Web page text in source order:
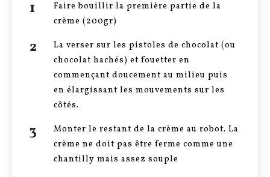
Faire bouillir la première partie de la
crème (200gr)
La verser sur les pistoles de chocolat (ou
chocolat hachés) et fouetter en
commençant doucement au milieu puis
en élargissant les mouvements sur les
côtés.
Monter le restant de la crème au robot. La
crème ne doit pas être ferme comme une
chantilly mais assez souple